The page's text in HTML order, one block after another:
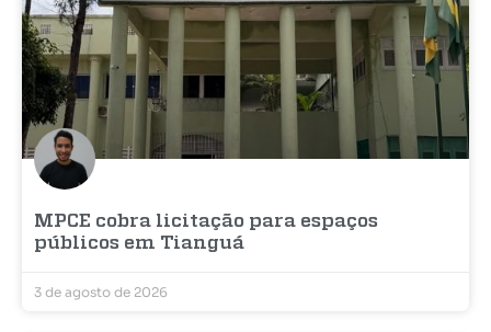
MPCE cobra licitação para espaços
públicos em Tianguá
3 de agosto de 2026